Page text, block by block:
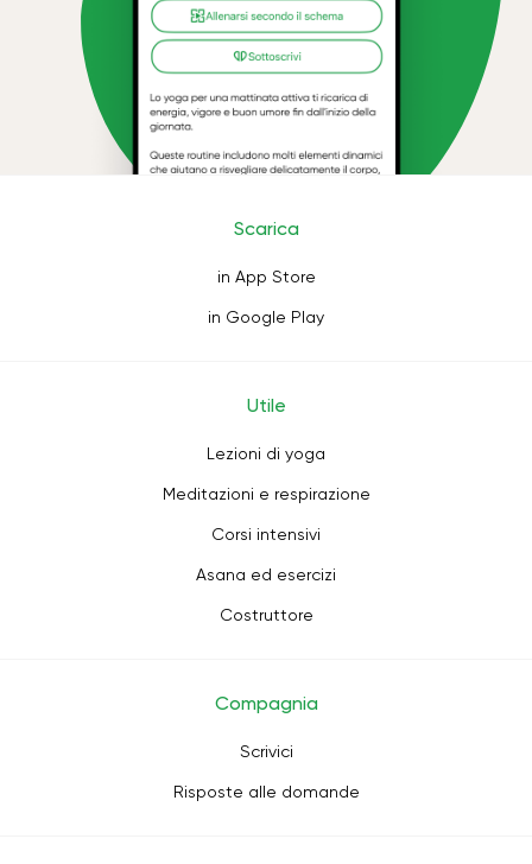
Scarica
in App Store
in Google Play
Utile
Lezioni di yoga
Meditazioni e respirazione
Corsi intensivi
Asana ed esercizi
Costruttore
Compagnia
Scrivici
Risposte alle domande